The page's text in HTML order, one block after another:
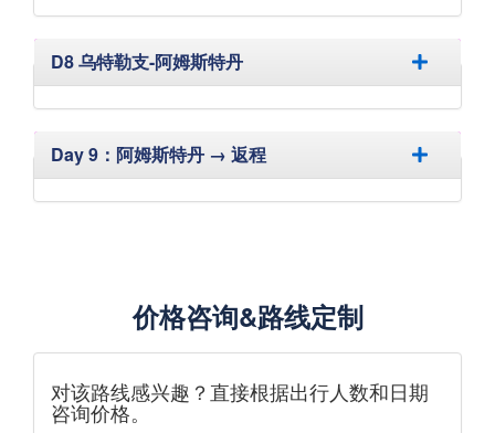
隐藏
D8 乌特勒支-阿姆斯特丹
隐藏
Day 9：阿姆斯特丹 → 返程
价格咨询&路线定制
对该路线感兴趣？直接根据出行人数和日期
咨询价格。